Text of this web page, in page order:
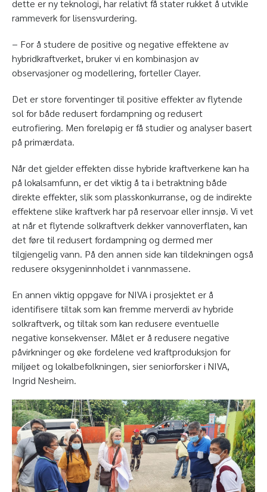
dette er ny teknologi, har relativt få stater rukket å utvikle
rammeverk for lisensvurdering.
− For å studere de positive og negative effektene av
hybridkraftverket, bruker vi en kombinasjon av
observasjoner og modellering, forteller Clayer.
Det er store forventinger til positive effekter av flytende
sol for både redusert fordampning og redusert
eutrofiering. Men foreløpig er få studier og analyser basert
på primærdata.
Når det gjelder effekten disse hybride kraftverkene kan ha
på lokalsamfunn, er det viktig å ta i betraktning både
direkte effekter, slik som plasskonkurranse, og de indirekte
effektene slike kraftverk har på reservoar eller innsjø. Vi vet
at når et flytende solkraftverk dekker vannoverflaten, kan
det føre til redusert fordampning og dermed mer
tilgjengelig vann. På den annen side kan tildekningen også
redusere oksygeninnholdet i vannmassene.
En annen viktig oppgave for NIVA i prosjektet er å
identifisere tiltak som kan fremme merverdi av hybride
solkraftverk, og tiltak som kan redusere eventuelle
negative konsekvenser. Målet er å redusere negative
påvirkninger og øke fordelene ved kraftproduksjon for
miljøet og lokalbefolkningen, sier seniorforsker i NIVA,
Ingrid Nesheim.